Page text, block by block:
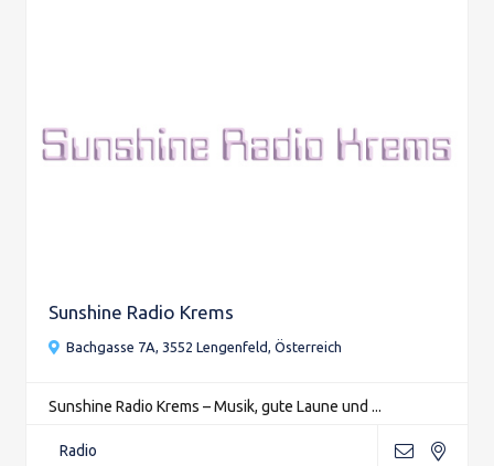
Sunshine Radio Krems
Bachgasse 7A, 3552 Lengenfeld, Österreich
Sunshine Radio Krems – Musik, gute Laune und ...
Radio